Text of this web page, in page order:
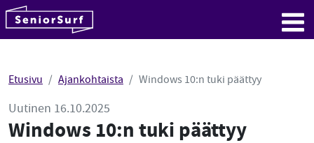
Hyppää sisältöön
Etusivu Ajankohtaista Windows 10:n tuki päättyy
Uutinen 16.10.2025
Windows 10:n tuki päättyy